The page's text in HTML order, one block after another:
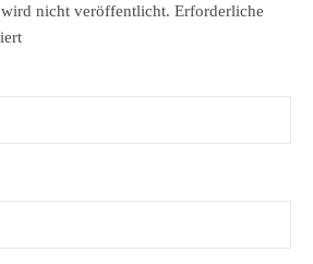
nicht veröffentlicht. Erforderliche